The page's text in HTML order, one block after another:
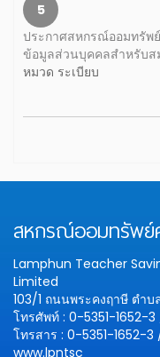
5
ประกาศสหกรณ์ออมทรัพ
ข้อมูลส่วนบุคคลสำหรับส
หมวด ระเบียบ
สหกรณ์ออมทรัพ
Lamphun Teacher
Limited
103/1 ถนนพระคงฤาษี ตำบ
โทรศัพท์ : 0-5351-1652-
โทรสาร : 0-5351-1652-
www.lpntsc